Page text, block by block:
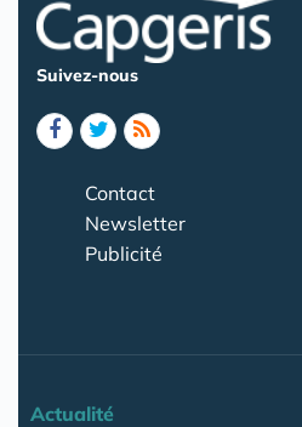
Suivez-nous
Contact
Newsletter
Publicité
Actualité